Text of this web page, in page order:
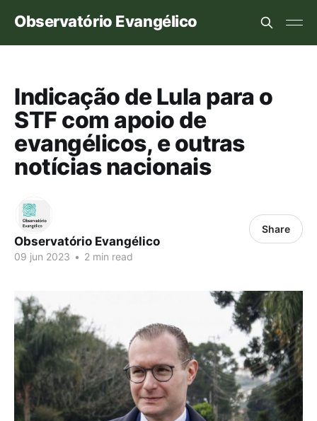
Observatório Evangélico
Indicação de Lula para o
STF com apoio de
evangélicos, e outras
notícias nacionais
Observatório Evangélico
09 jun 2023 • 2 min read
Share